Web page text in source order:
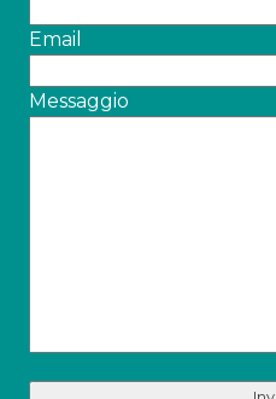
Email
Messaggio